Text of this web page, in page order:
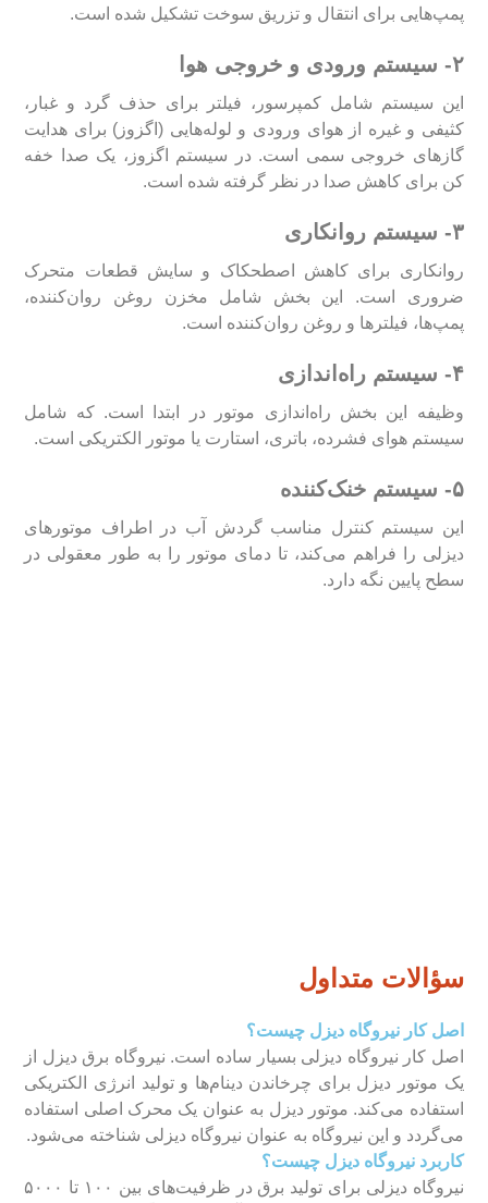
پمپ‌هایی برای انتقال و تزریق سوخت تشکیل شده است.
۲- سیستم ورودی و خروجی هوا
این سیستم شامل کمپرسور، فیلتر برای حذف گرد و غبار،
کثیفی و غیره از هوای ورودی و لوله‌هایی (اگزوز) برای هدایت
گاز‌های خروجی سمی است. در سیستم اگزوز، یک صدا خفه
کن برای کاهش صدا در نظر گرفته شده است.
۳- سیستم روانکاری
روانکاری برای کاهش اصطحکاک و سایش قطعات متحرک
ضروری است. این بخش شامل مخزن روغن روان‌کننده،
پمپ‌ها، فیلتر‌ها و روغن روان‌کننده است.
۴- سیستم راه‌اندازی
وظیفه این بخش راه‌اندازی موتور در ابتدا است. که شامل
سیستم هوای فشرده، باتری، استارت یا موتور الکتریکی است.
۵- سیستم خنک‌کننده
این سیستم کنترل مناسب گردش آب در اطراف موتور‌های
دیزلی را فراهم می‌کند، تا دمای موتور را به طور معقولی در
سطح پایین نگه دارد.
سؤالات متداول
اصل کار نیروگاه دیزل چیست؟
اصل کار نیروگاه دیزلی بسیار ساده است. نیروگاه برق دیزل از
یک موتور دیزل برای چرخاندن دینام‌ها و تولید انرژی الکتریکی
استفاده می‌کند. موتور دیزل به عنوان یک محرک اصلی استفاده
می‌گردد و این نیروگاه به عنوان نیروگاه دیزلی شناخته می‌شود.
کاربرد نیروگاه دیزل چیست؟
نیروگاه دیزلی برای تولید برق در ظرفیت‌های بین ۱۰۰ تا ۵۰۰۰